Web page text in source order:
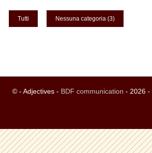
Tutti Nessuna categoria (3)
© - Adjectives - BDF communication - 2026 -